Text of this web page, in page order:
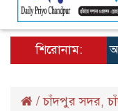
শিরোনাম:
লঞ্চে
/চাঁদপুর সদর,